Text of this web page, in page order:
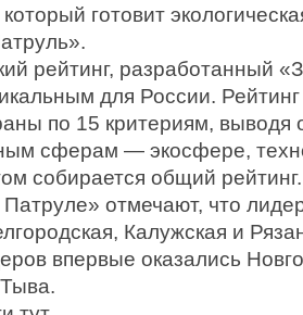
готовит
рейтинг, разработанный
для России.
по 15 критериям, выводя
сферам — экосфере,
собирается общий рейтинг.
отмечают, что
Калужская и
впервые оказались